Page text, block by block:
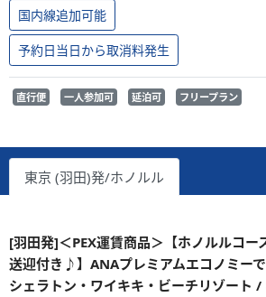
国内線追加可能
予約日当日から取消料発生
直行便 一人参加可 延泊可 フリープラン
東京 (羽田)発/ホノルル
[羽田発]＜PEX運賃商品＞【ホノルルコー
送迎付き♪】ANAプレミアムエコノミー
シェラトン・ワイキキ・ビーチリゾート